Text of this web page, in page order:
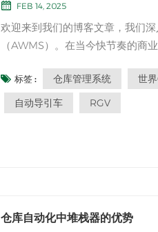
FEB 14, 2025
欢迎来到我们的博客文章，我们深入研究
（AWMS）。在当今快节奏的商
制。在本文中，我们将提供
库存管理：AWM的主要功能之一是
标签 : 仓库管理系统 世
自动导引车
RGV
仓库自动化中堆栈器的优势